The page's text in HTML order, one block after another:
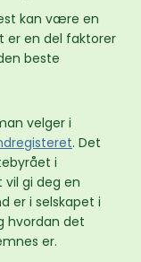
kan være en
er en del faktorer
beste
velger i
. Det
i
vil gi deg en
er i selskapet i
hvordan det
er.